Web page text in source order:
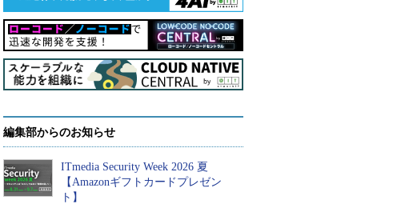
編集部からのお知らせ
ITmedia Security Week 2026 夏
【Amazonギフトカードプレゼン
ト】